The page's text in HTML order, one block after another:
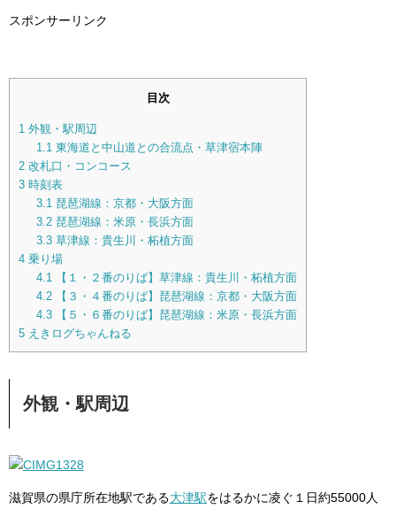
スポンサーリンク
目次
1 外観・駅周辺
1.1 東海道と中山道との合流点・草津宿本陣
2 改札口・コンコース
3 時刻表
3.1 琵琶湖線：京都・大阪方面
3.2琵琶湖線：米原・長浜方面
3.3草津線：貴生川・柘植方面
4 乗り場
4.1
【１・２番のりば】草津線：貴生川・柘植方面
4.2【３・４番のりば】琵琶湖線：京都・大阪方面
4.3【５・６番のりば】琵琶湖線：米原・長浜方面
5 えきログちゃんねる
外観・駅周辺
滋賀県の県庁所在地駅である大津駅をはるかに凌ぐ１日約55000人